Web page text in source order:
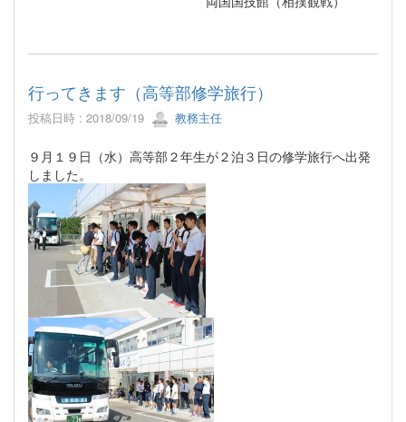
行ってきます（高等部修学旅行）
投稿日時 : 2018/09/19 教務主任
９月１９日（水）高等部２年生が２泊３日の修学旅行へ出発
しました。